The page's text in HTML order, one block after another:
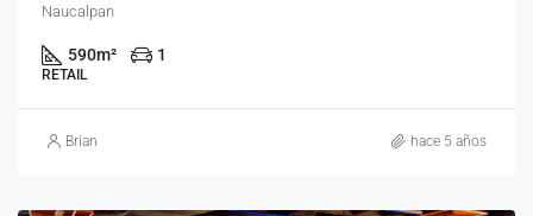
Naucalpan
590m² 1
RETAIL
Brian hace 5 años